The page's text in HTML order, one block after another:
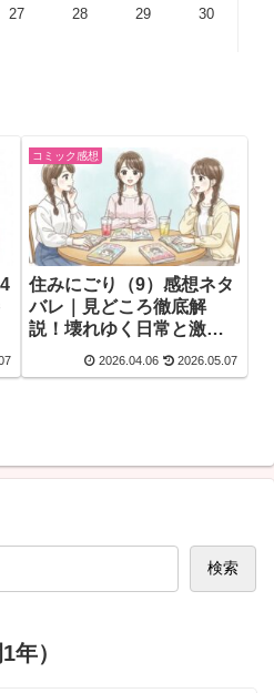
27 28 29
30
コミック感想
住みにごり（9）感想ネタ
バレ｜見どころ徹底解
説！壊れゆく日常と激動
2026.04.06 2026.05.07
検索
年）